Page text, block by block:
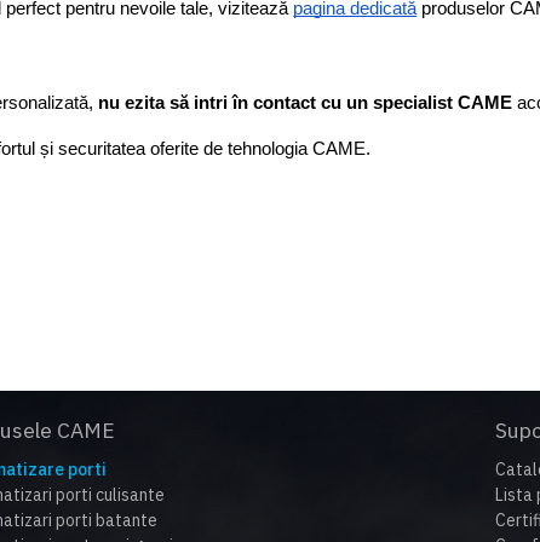
pentru nevoile tale, vizitează pagina dedicată produselor
nu ezita să intri în contact cu un specialist CAME
și securitatea oferite de tehnologia CAME.
CAME
porti
porti culisante
porti batante
Lista